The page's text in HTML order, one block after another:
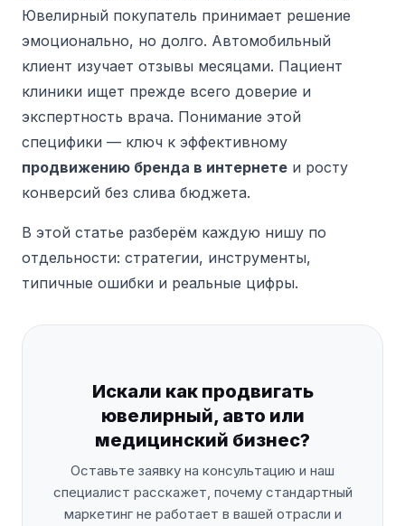
Ювелирный покупатель принимает решение
эмоционально, но долго. Автомобильный
клиент изучает отзывы месяцами. Пациент
клиники ищет прежде всего доверие и
экспертность врача. Понимание этой
специфики — ключ к эффективному
продвижению бренда в интернете и росту
конверсий без слива бюджета.
В этой статье разберём каждую нишу по
отдельности: стратегии, инструменты,
типичные ошибки и реальные цифры.
Искали как продвигать
ювелирный, авто или
медицинский бизнес?
Оставьте заявку на консультацию и наш
специалист расскажет, почему стандартный
маркетинг не работает в вашей отрасли и